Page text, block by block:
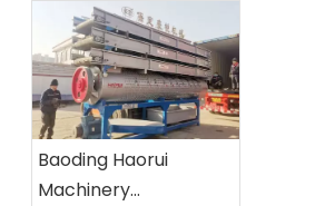
Baoding Haorui
Machinery